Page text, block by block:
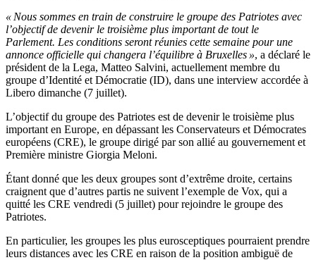
« Nous sommes en train de construire le groupe des Patriotes avec
l’objectif de devenir le troisième plus important de tout le
Parlement. Les conditions seront réunies cette semaine pour une
annonce officielle qui changera l’équilibre à Bruxelles », a déclaré le
président de la Lega, Matteo Salvini, actuellement membre du
groupe d’Identité et Démocratie (ID), dans une interview accordée à
Libero dimanche (7 juillet).
L’objectif du groupe des Patriotes est de devenir le troisième plus
important en Europe, en dépassant les Conservateurs et Démocrates
européens (CRE), le groupe dirigé par son allié au gouvernement et
Première ministre Giorgia Meloni.
Étant donné que les deux groupes sont d’extrême droite, certains
craignent que d’autres partis ne suivent l’exemple de Vox, qui a
quitté les CRE vendredi (5 juillet) pour rejoindre le groupe des
Patriotes.
En particulier, les groupes les plus eurosceptiques pourraient prendre
leurs distances avec les CRE en raison de la position ambiguë de